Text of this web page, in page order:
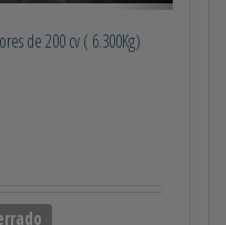
de 200 cv ( 6.300Kg)